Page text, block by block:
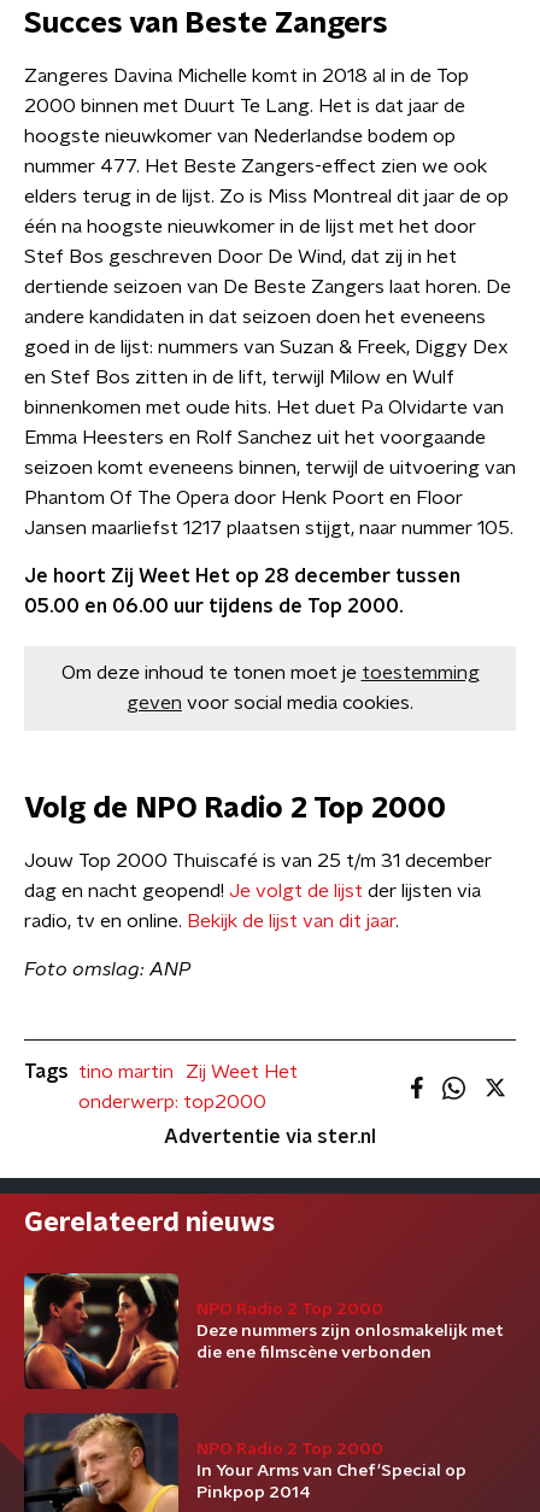
Succes van Beste Zangers
Zangeres Davina Michelle komt in 2018 al in de Top
2000 binnen met Duurt Te Lang. Het is dat jaar de
hoogste nieuwkomer van Nederlandse bodem op
nummer 477. Het Beste Zangers-effect zien we ook
elders terug in de lijst. Zo is Miss Montreal dit jaar de op
één na hoogste nieuwkomer in de lijst met het door
Stef Bos geschreven Door De Wind, dat zij in het
dertiende seizoen van De Beste Zangers laat horen. De
andere kandidaten in dat seizoen doen het eveneens
goed in de lijst: nummers van Suzan & Freek, Diggy Dex
en Stef Bos zitten in de lift, terwijl Milow en Wulf
binnenkomen met oude hits. Het duet Pa Olvidarte van
Emma Heesters en Rolf Sanchez uit het voorgaande
seizoen komt eveneens binnen, terwijl de uitvoering van
Phantom Of The Opera door Henk Poort en Floor
Jansen maarliefst 1217 plaatsen stijgt, naar nummer 105.
Je hoort Zij Weet Het op 28 december tussen
05.00 en 06.00 uur tijdens de Top 2000.
Om deze inhoud te tonen moet je toestemming
geven voor social media cookies.
Volg de NPO Radio 2 Top 2000
Jouw Top 2000 Thuiscafé is van 25 t/m 31 december
dag en nacht geopend! Je volgt de lijst der lijsten via
radio, tv en online. Bekijk de lijst van dit jaar.
Foto omslag: ANP
Tags tino martin
Zij Weet Het
onderwerp: top2000
Advertentie via ster.nl
Gerelateerd nieuws
NPO Radio 2 Top 2000
Deze nummers zijn onlosmakelijk met
die ene filmscène verbonden
NPO Radio 2 Top 2000
In Your Arms van Chef'Special op
Pinkpop 2014